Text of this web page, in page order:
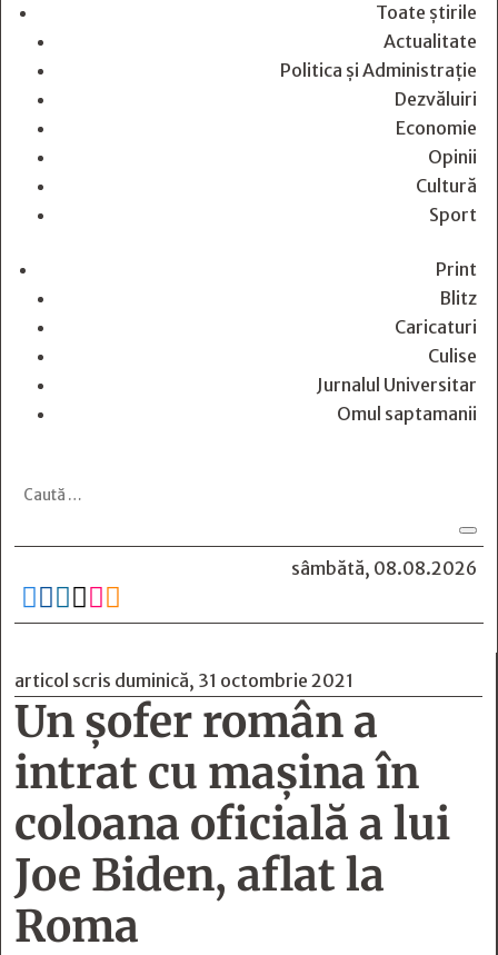
Toate știrile
Actualitate
Politica și Administrație
Dezvăluiri
Economie
Opinii
Cultură
Sport
Print
Blitz
Caricaturi
Culise
Jurnalul Universitar
Omul saptamanii
sâmbătă, 08.08.2026
     
articol scris duminică, 31 octombrie 2021
Un şofer român a
intrat cu maşina în
coloana oficială a lui
Joe Biden, aflat la
Roma